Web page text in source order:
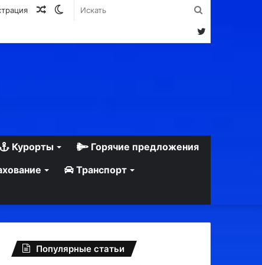
Switch
Случайная
Twitter
Курорты
Горячие предложения
Транспорт
Популярные статьи